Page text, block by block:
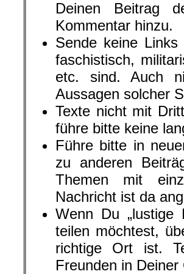
Deinen Beitrag
Kommentar hinzu.
Sende keine
faschistisch,
etc. sind. Auch
Aussagen solcher
Texte nicht mit
führe bitte keine
Führe bitte in
zu anderen
Themen mit
Nachricht ist da
Wenn Du „lustige
teilen möchtest,
richtige Ort ist.
Freunden in Deiner